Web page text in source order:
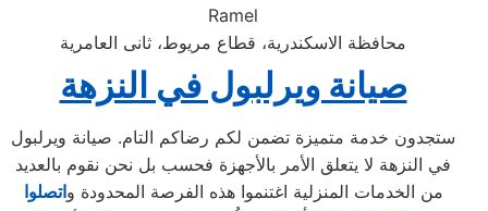
Ramel
محافظة الاسكندرية، قطاع مريوط، ثانى العامرية
صيانة ويرلبول في النزهة
ستجدون خدمة متميزة تضمن لكم رضاكم التام. صيانة ويرلبول
في النزهة لا يتعلق الأمر بالأجهزة فحسب بل نحن نقوم بالعديد
من الخدمات المنزلية اغتنموا هذه الفرصة المحدودة واتصلوا